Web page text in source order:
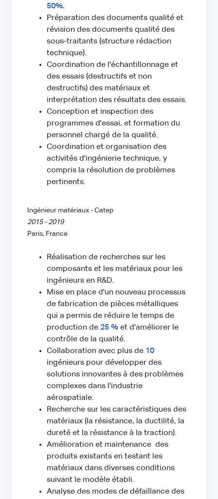
50%.
Préparation des documents qualité et
révision des documents qualité des
sous-traitants (structure rédaction
technique).
Coordination de l'échantillonnage et
des essais (destructifs et non
destructifs) des matériaux et
interprétation des résultats des essais.
Conception et inspection des
programmes d'essai, et formation du
personnel chargé de la qualité.
Coordination et organisation des
activités d'ingénierie technique, y
compris la résolution de problèmes
pertinents.
Ingénieur matériaux - Catep
2015 - 2019
Paris, France
Réalisation de recherches sur les
composants et les matériaux pour les
ingénieurs en R&D.
Mise en place d'un nouveau processus
de fabrication de pièces métalliques
qui a permis de réduire le temps de
production de 25 % et d'améliorer le
contrôle de la qualité.
Collaboration avec plus de 10
ingénieurs pour développer des
solutions innovantes à des problèmes
complexes dans l'industrie
aérospatiale.
Recherche sur les caractéristiques des
matériaux (la résistance, la ductilité, la
dureté et la résistance à la traction).
Amélioration et maintenance des
produits existants en testant les
matériaux dans diverses conditions
suivant le modèle établi.
Analyse des modes de défaillance des